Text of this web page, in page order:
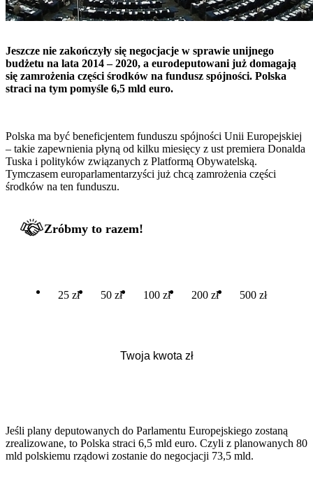
Jeszcze nie zakończyły się negocjacje w sprawie unijnego
budżetu na lata 2014 – 2020, a eurodeputowani już domagają
się zamrożenia części środków na fundusz spójności. Polska
straci na tym pomyśle 6,5 mld euro.
Polska ma być beneficjentem funduszu spójności Unii Europejskiej
– takie zapewnienia płyną od kilku miesięcy z ust premiera Donalda
Tuska i polityków związanych z Platformą Obywatelską.
Tymczasem europarlamentarzyści już chcą zamrożenia części
środków na ten funduszu.
Zróbmy to razem!
25 zł 50 zł 100 zł 200 zł 500 zł
Jeśli plany deputowanych do Parlamentu Europejskiego zostaną
zrealizowane, to Polska straci 6,5 mld euro. Czyli z planowanych 80
mld polskiemu rządowi zostanie do negocjacji 73,5 mld.